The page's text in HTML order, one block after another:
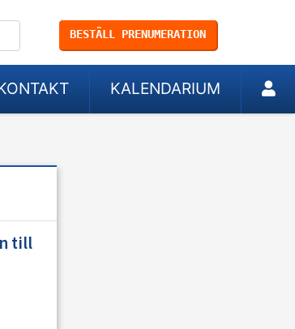
BESTÄLL PRENUMERATION
KALENDARIUM
till